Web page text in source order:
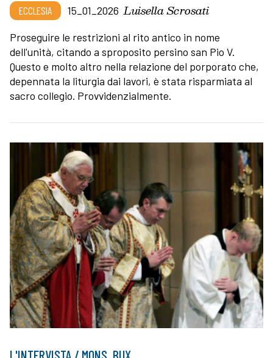
ECCLESIA 15_01_2026 Luisella Scrosati
Proseguire le restrizioni al rito antico in nome
dell'unità, citando a sproposito persino san Pio V.
Questo e molto altro nella relazione del porporato che,
depennata la liturgia dai lavori, è stata risparmiata al
sacro collegio. Provvidenzialmente.